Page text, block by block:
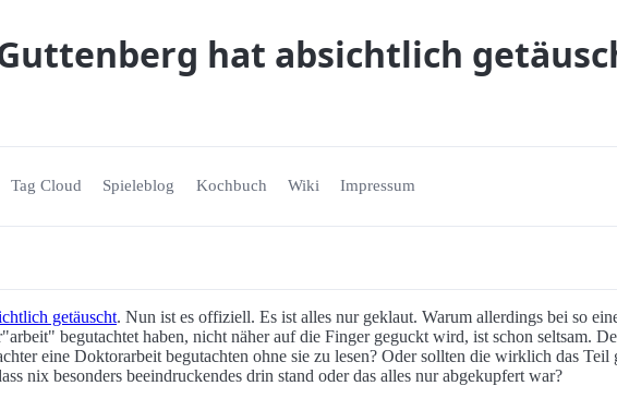
hat absichtlich
Tag Cloud Spieleblog Kochbuch Wiki Impressum
getäuscht. Nun ist es offiziell. Es ist alles nur geklaut. Warum allerdings bei so
begutachtet haben, nicht näher auf die Finger geguckt wird, ist schon seltsam.
eine Doktorarbeit begutachten ohne sie zu lesen? Oder sollten die wirklich das Teil
nix besonders beeindruckendes drin stand oder das alles nur abgekupfert war?